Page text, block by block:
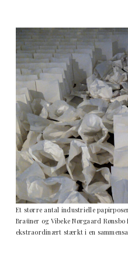
Et større antal industrielle
Braüner og Vibeke Nørgaard
ekstraordinært stærkt i en